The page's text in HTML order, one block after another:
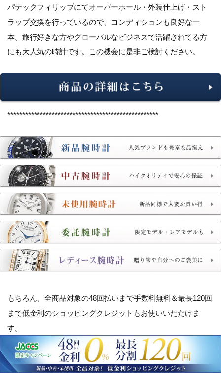
パテックフィリップにてオーバーホール・外装仕上げ・スト
ラップ交換を行っているので、コンディションも良好な一
本。旅行好きな方やグローバルなビジネスで活躍されてる方
にも大人気の時計です。この機会に是非ご検討ください。
***************************************************
もちろん、全商品対象の48回払いまで手数料無料＆最長120回
まで低金利のショッピングクレジット もお使いいただけま
す。